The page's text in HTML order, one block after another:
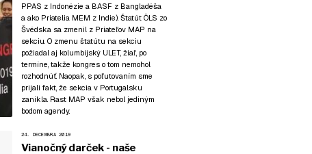
PPAS z Indonézie a BASF z Bangladéša
a ako Priatelia MEM z Indie). Štatút ÖLS zo
Švédska sa zmenil z Priateľov MAP na
sekciu. O zmenu štatútu na sekciu
požiadal aj kolumbijský ULET, žiaľ, po
termíne, takže kongres o tom nemohol
rozhodnúť. Naopak, s poľutovaním sme
prijali fakt, že sekcia v Portugalsku
zanikla. Rast MAP však nebol jediným
bodom agendy.
24. DECEMBRA 2019
Vianočný darček - naše